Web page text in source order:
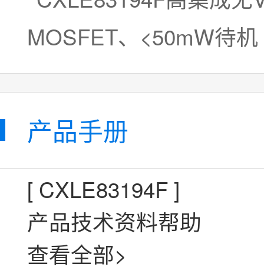
产品手册
[ CXLE83194F]
产品技术资料帮助
查看全部>